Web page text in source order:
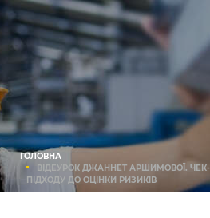
ГОЛОВНА
ВІДЕУРОК ДЖАННЕТ АРШИМОВОЇ.
ПІДХОДУ ДО ОЦІНКИ РИЗИКІВ